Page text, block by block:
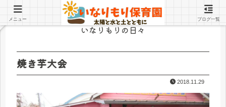
いなりもりの日々
焼き芋大会
2018.11.29
メニュー ブログ一覧